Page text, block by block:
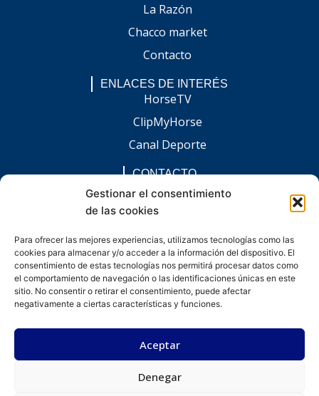
Gestionar el consentimiento
de las cookies
Para ofrecer las mejores experiencias, utilizamos tecnologías como las
cookies para almacenar y/o acceder a la información del dispositivo. El
consentimiento de estas tecnologías nos permitirá procesar datos como
el comportamiento de navegación o las identificaciones únicas en este
sitio. No consentir o retirar el consentimiento, puede afectar
negativamente a ciertas características y funciones.
Aceptar
Denegar
La Razón
Chacco market
Contacto
ENLACES DE INTERÉS
HorseTV
ClipMyHorse
Canal Deporte
CONTACTO
comunicacion@chaccoinfo.com
Presentes en todo el ámbito nacional
F
a
c
e
b
o
I
n
s
t
a
g
L
i
n
k
e
d
i
n
E
n
v
e
l
o
W
h
a
t
s
Desarrollado por kitdigital.dev